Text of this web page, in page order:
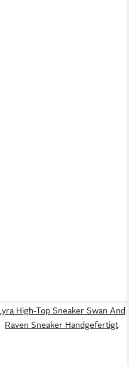
High-Top Sneaker Swan And
Raven Sneaker Handgefertigt